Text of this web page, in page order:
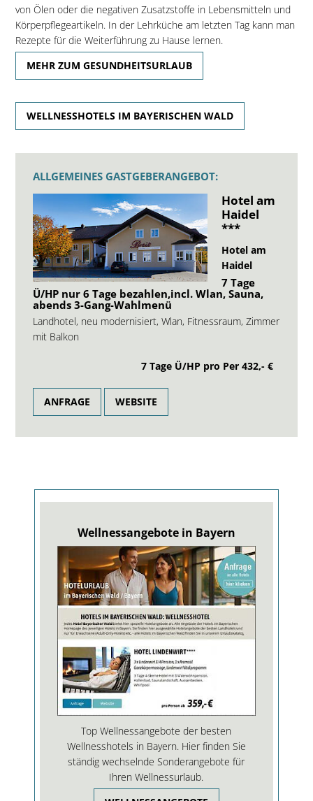
von Ölen oder die negativen Zusatzstoffe in Lebensmitteln und
Körperpflegeartikeln. In der Lehrküche am letzten Tag kann man
Rezepte für die Weiterführung zu Hause lernen.
MEHR ZUM GESUNDHEITSURLAUB
WELLNESSHOTELS IM BAYERISCHEN WALD
ALLGEMEINES GASTGEBERANGEBOT:
Hotel am
Haidel
***
Hotel am
Haidel
7 Tage
Ü/HP nur 6 Tage bezahlen,incl. Wlan, Sauna,
abends 3-Gang-Wahlmenü
Landhotel, neu modernisiert, Wlan, Fitnessraum, Zimmer
mit Balkon
7 Tage Ü/HP pro Per 432,- €
ANFRAGE WEBSITE
Wellnessangebote in Bayern
Top Wellnessangebote der besten
Wellnesshotels in Bayern. Hier finden Sie
ständig wechselnde Sonderangebote für
Ihren Wellnessurlaub.